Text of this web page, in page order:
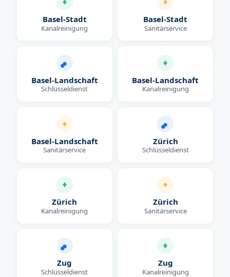
Basel-Stadt
Kanalreinigung
Basel-Stadt
Sanitärservice
Basel-Landschaft
Schlüsseldienst
Basel-Landschaft
Kanalreinigung
Basel-Landschaft
Sanitärservice
Zürich
Schlüsseldienst
Zürich
Kanalreinigung
Zürich
Sanitärservice
Zug
Schlüsseldienst
Zug
Kanalreinigung